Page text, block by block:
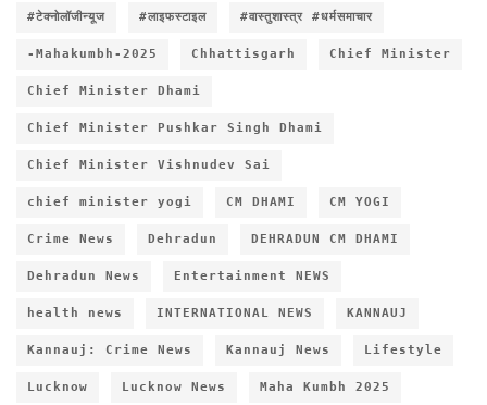
#टेक्नोलॉजीन्यूज #लाइफस्टाइल #वास्तुशास्त्र #धर्मसमाचार
-Mahakumbh-2025 Chhattisgarh Chief Minister
Chief Minister Dhami
Chief Minister Pushkar Singh Dhami
Chief Minister Vishnudev Sai
chief minister yogi CM DHAMI CM YOGI
Crime News Dehradun DEHRADUN CM DHAMI
Dehradun News Entertainment NEWS
health news INTERNATIONAL NEWS KANNAUJ
Kannauj: Crime News Kannauj News Lifestyle
Lucknow Lucknow News Maha Kumbh 2025